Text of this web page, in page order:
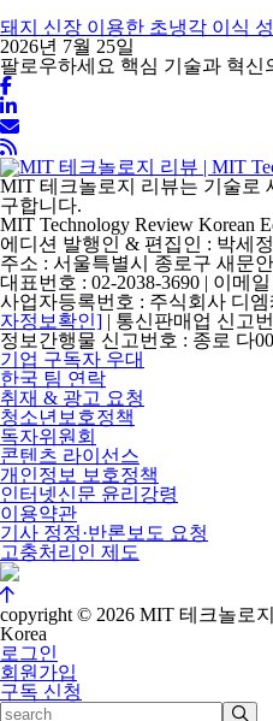
돼지 신장 이용한 초냉각 이식
2026년 7월 25일
팔로우하세요 핵심 기술과 혁신
MIT 테크놀로지 리뷰는 기술로
구합니다.
MIT Technology Review Korean
에디션 발행인 & 편집인 : 박세
주소 : 서울특별시 종로구 새문
대표번호 : 02-2038-3690 | 이메
사업자등록번호 : 주식회사 디엠
자정보확인] | 통신판매업 신고
정보간행물 신고번호 : 종로 다
기업 구독자 우대
한국 팀 연락
취재 & 광고 요청
청소년보호정책
독자위원회
콘텐츠 라이선스
개인정보 보호정책
인터넷신문 윤리강령
이용약관
기사 정정·반론보도 요청
고충처리인 제도
copyright © 2026 MIT 테크놀로
Korea
로그인
회원가입
구독 신청